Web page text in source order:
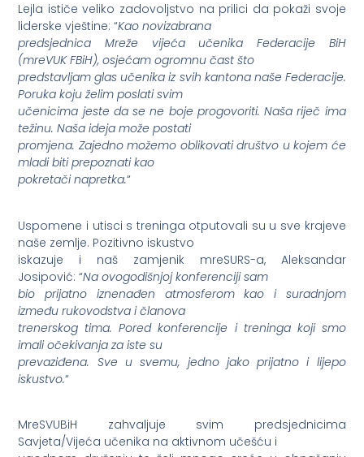
Lejla ističe veliko zadovoljstvo na prilici da pokaži svoje
liderske vještine: “Kao novizabrana
predsjednica Mreže vijeća učenika Federacije BiH
(mreVUK FBiH), osjećam ogromnu čast što
predstavljam glas učenika iz svih kantona naše Federacije.
Poruka koju želim poslati svim
učenicima jeste da se ne boje progovoriti. Naša riječ ima
težinu. Naša ideja može postati
promjena. Zajedno možemo oblikovati društvo u kojem će
mladi biti prepoznati kao
pokretači napretka.“
Uspomene i utisci s treninga otputovali su u sve krajeve
naše zemlje. Pozitivno iskustvo
iskazuje i naš zamjenik mreSURS-a, Aleksandar
Josipović: “Na ovogodišnjoj konferenciji sam
bio prijatno iznenađen atmosferom kao i suradnjom
između rukovodstva i članova
trenerskog tima. Pored konferencije i treninga koji smo
imali očekivanja za iste su
prevaziđena. Sve u svemu, jedno jako prijatno i lijepo
iskustvo.“
MreSVUBiH zahvaljuje svim predsjednicima
Savjeta/Vijeća učenika na aktivnom učešću i